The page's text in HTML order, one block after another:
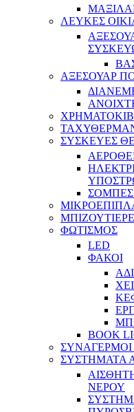
ΛΕΥΚΕΣ
ΑΞΕΣΟΥΑΡ
ΣΥΣΚΕΥΕΣ
ΦΩΤΙΣΜΟΣ
LED
ΦΑΚΟΙ
BOOK
ΣΥΝΑΓΕΡΜΟΙ
ΣΥΣΤΗΜΑΤΑ
ΝΕΡΟΥ